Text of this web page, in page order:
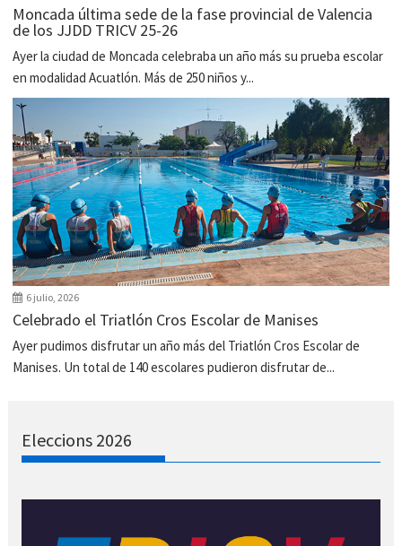
Moncada última sede de la fase provincial de Valencia
de los JJDD TRICV 25-26
Ayer la ciudad de Moncada celebraba un año más su prueba escolar
en modalidad Acuatlón. Más de 250 niños y...
6 julio, 2026
Celebrado el Triatlón Cros Escolar de Manises
Ayer pudimos disfrutar un año más del Triatlón Cros Escolar de
Manises. Un total de 140 escolares pudieron disfrutar de...
Eleccions 2026